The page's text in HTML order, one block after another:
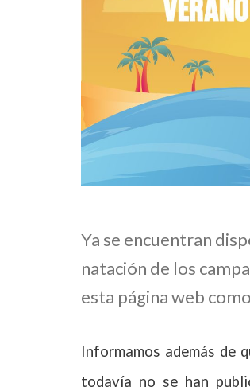
Ya se encuentran
natación de los
esta página web
Informamos además de
todavía no se han